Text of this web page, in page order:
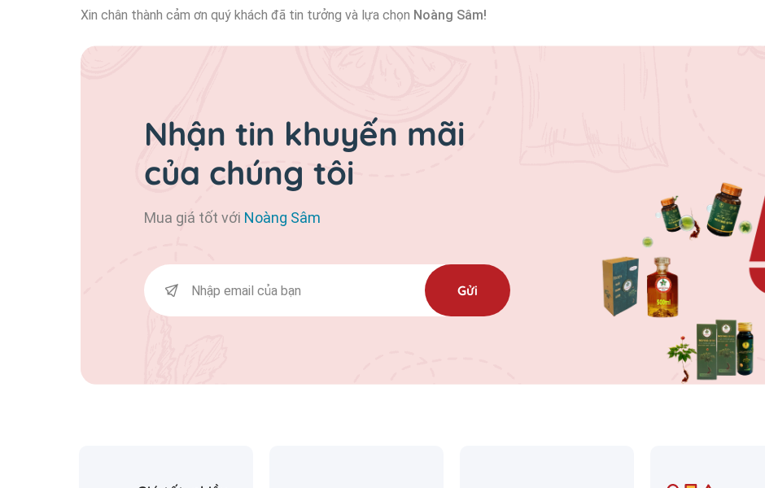
Xin chân thành cảm ơn quý khách đã tin tưởng và lựa chọn Noàng Sâm!
Nhận tin khuyến mãi
của chúng tôi
Mua giá tốt với Noàng Sâm
Gửi